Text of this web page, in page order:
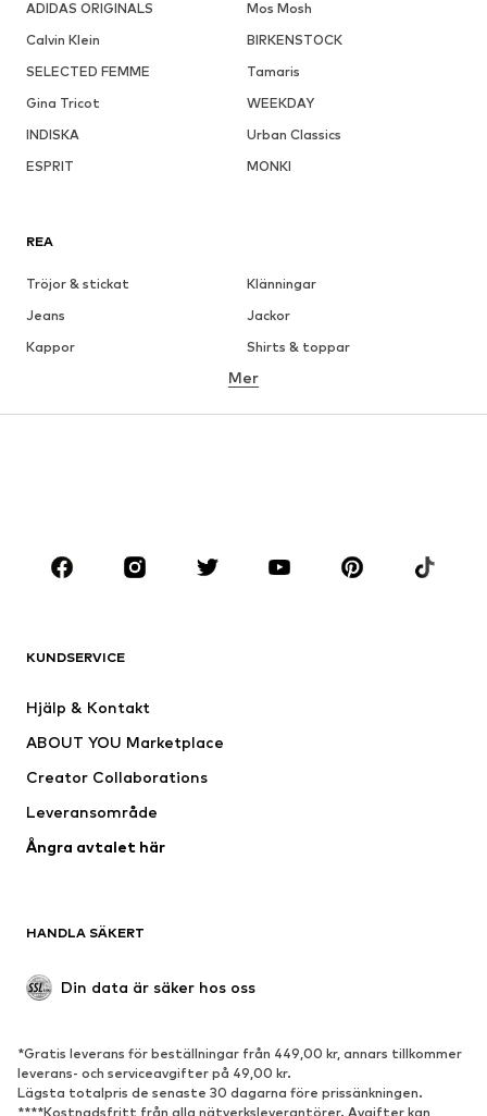
ADIDAS ORIGINALS
Mos Mosh
Calvin Klein
BIRKENSTOCK
SELECTED FEMME
Tamaris
Gina Tricot
WEEKDAY
INDISKA
Urban Classics
ESPRIT
MONKI
REA
Tröjor & stickat
Klänningar
Jeans
Jackor
Kappor
Shirts & toppar
Underkläder
Premium
Nytt
Underkläder
Kappor
Badkläder
Upcycling
Populärt
Sneakers
Stövletter
Mer
KUNDSERVICE
Hjälp & Kontakt
ABOUT YOU Marketplace
Creator Collaborations
Leveransområde
Ångra avtalet här
HANDLA SÄKERT
Din data är säker hos oss
*Gratis leverans för beställningar från 449,00 kr, annars tillkommer
leverans- och serviceavgifter på 49,00 kr.
Lägsta totalpris de senaste 30 dagarna före prissänkningen.
****Kostnadsfritt från alla nätverksleverantörer. Avgifter kan